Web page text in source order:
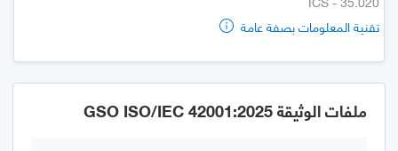
تقنية المعلومات بصفة عامة
ملفات الوثيقة GSO ISO/IEC 42001:2025